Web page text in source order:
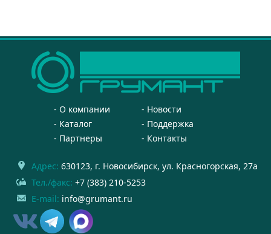
О компании
Новости
Каталог
Поддержка
Партнеры
Контакты
Адрес: 630123, г. Новосибирск, ул. Красногорская, 27а
Тел./факс: +7 (383) 210-5253
E-mail: info@grumant.ru